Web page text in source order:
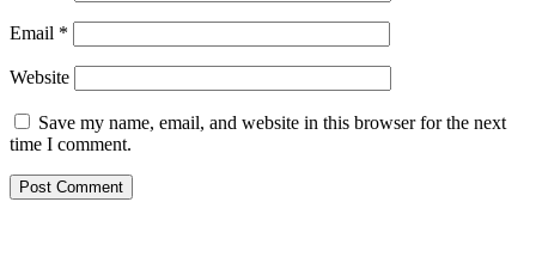
Email *
Website
Save my name, email, and website in this browser for the next
time I comment.